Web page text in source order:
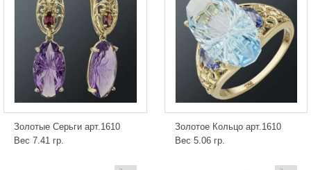
Золотые Серьги арт.1610
Вес 7.41 гр.
Золотое Кольцо арт.1610
Вес 5.06 гр.